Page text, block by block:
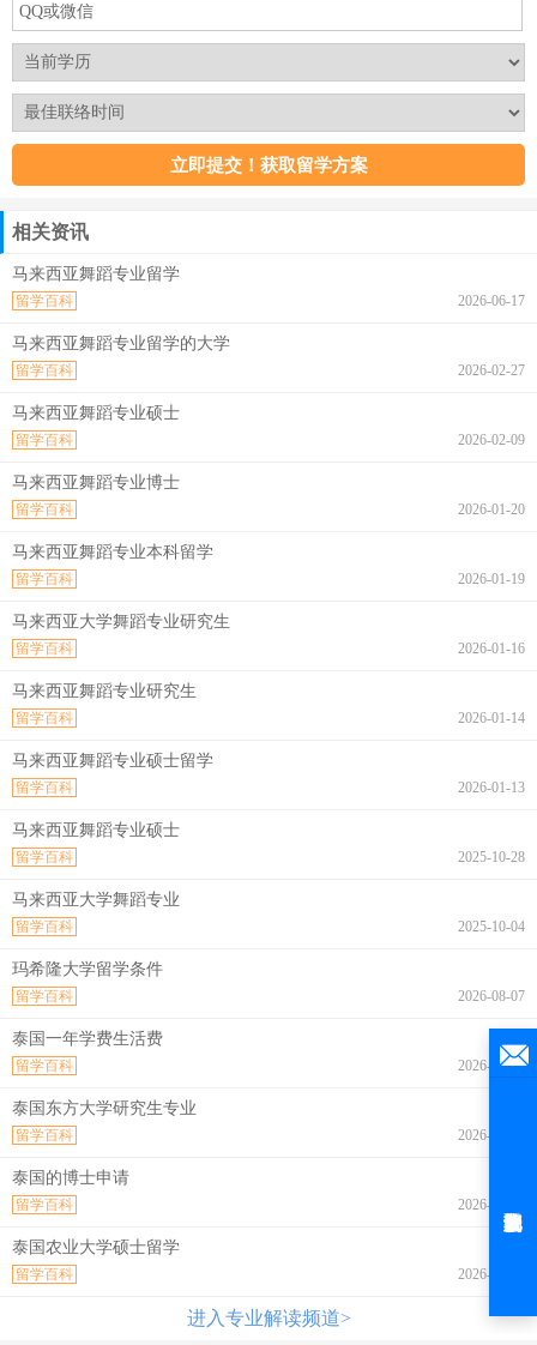
相关资讯
马来西亚舞蹈专业留学
2026-06-17
留学百科
马来西亚舞蹈专业留学的大学
2026-02-27
留学百科
马来西亚舞蹈专业硕士
2026-02-09
留学百科
马来西亚舞蹈专业博士
2026-01-20
留学百科
马来西亚舞蹈专业本科留学
2026-01-19
留学百科
马来西亚大学舞蹈专业研究生
2026-01-16
留学百科
马来西亚舞蹈专业研究生
2026-01-14
留学百科
马来西亚舞蹈专业硕士留学
2026-01-13
留学百科
马来西亚舞蹈专业硕士
2025-10-28
留学百科
马来西亚大学舞蹈专业
2025-10-04
留学百科
玛希隆大学留学条件
2026-08-07
留学百科
泰国一年学费生活费
2026-08-07
留学百科
泰国东方大学研究生专业
2026-08-07
留学百科
泰国的博士申请
2026-08-07
留学百科
泰国农业大学硕士留学
2026-08-07
留学百科
进入专业解读频道>